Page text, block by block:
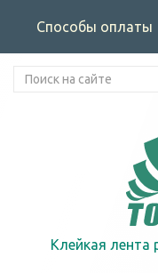
Способы оплаты
Клейкая лента